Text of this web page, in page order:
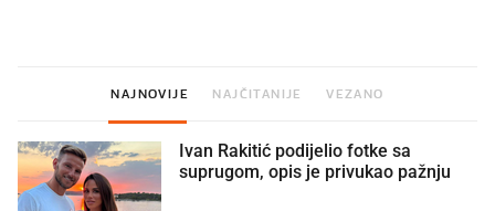
NAJNOVIJE NAJČITANIJE VEZANO
Ivan Rakitić podijelio fotke sa
suprugom, opis je privukao pažnju